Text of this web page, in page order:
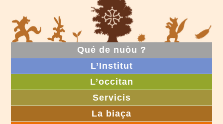
Qué de nuòu ?
L’Institut
L’occitan
Servicis
La biaça